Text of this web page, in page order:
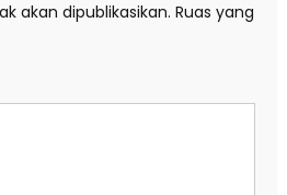
akan dipublikasikan. Ruas yang